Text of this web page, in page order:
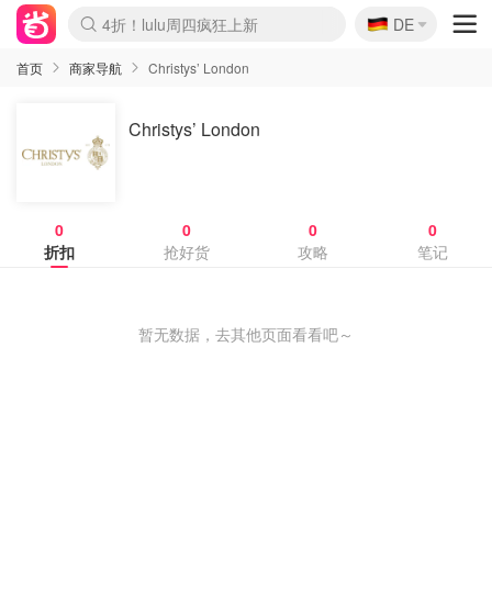
Boticinal 夏促开抢！
4折！lulu周四疯狂上新
还没结束！&OtherStories大促
Joybuy变相75折 随时失效
速领！Stanley独家85折
疑似霸哥！Camper额外叠85折
Zalando 奥莱闪促！每日更新
Moncler反季囤！5折起+叠9折
Coach Brooklyn仅€192
🇩🇪
DE
首页 商家导航 Christys’ London
Christys’ London
0
折扣
0
抢好货
0
攻略
0
笔记
暂无数据，去其他页面看看吧～